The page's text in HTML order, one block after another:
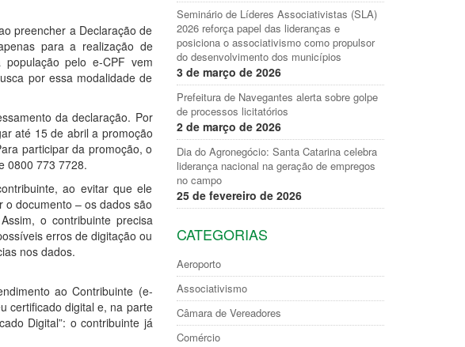
preencher a Declaração de
para a realização de
pelo e-CPF vem
por essa modalidade de
da declaração. Por
até 15 de abril a promoção
participar da promoção, o
0800 773 7728.
ao evitar que ele
documento – os dados são
o contribuinte precisa
erros de digitação ou
nos dados.
ao Contribuinte (e-
certificado digital e, na parte
Digital”: o contribuinte já
Seminário de Líderes Associativistas (SLA)
2026 reforça papel das lideranças e
posiciona o associativismo como propulsor
do desenvolvimento dos municípios
3 de março de 2026
Prefeitura de Navegantes alerta sobre golpe
de processos licitatórios
2 de março de 2026
Dia do Agronegócio: Santa Catarina celebra
liderança nacional na geração de empregos
no campo
25 de fevereiro de 2026
CATEGORIAS
Aeroporto
Associativismo
Câmara de Vereadores
Comércio